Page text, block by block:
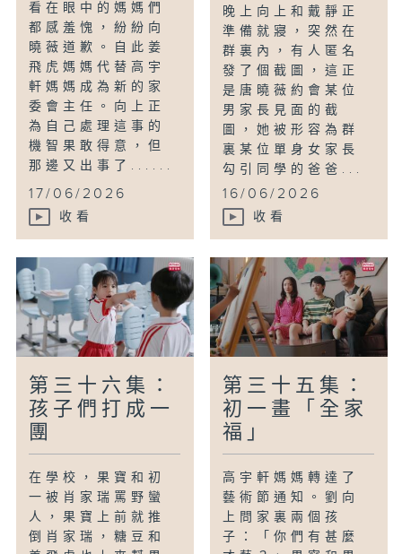
看在眼中的媽媽們
都感羞愧，紛紛向
曉薇道歉。自此姜
飛虎媽媽代替高宇
軒媽媽成為新的家
委會主任。向上正
為自己處理這事的
機智果敢得意，但
那邊又出事了......
17/06/2026
收看
晚上向上和戴靜正
準備就寢，突然在
群裏內，有人匿名
發了個截圖，這正
是唐曉薇約會某位
男家長見面的截
圖，她被形容為群
裏某位單身女家長
勾引同學的爸爸...
16/06/2026
收看
第三十六集：
孩子們打成一
團
在學校，果寶和初
一被肖家瑞罵野蠻
人，果寶上前就推
倒肖家瑞，糖豆和
第三十五集：
初一畫「全家
福」
高宇軒媽媽轉達了
藝術節通知。劉向
上問家裏兩個孩
子：「你們有甚麼